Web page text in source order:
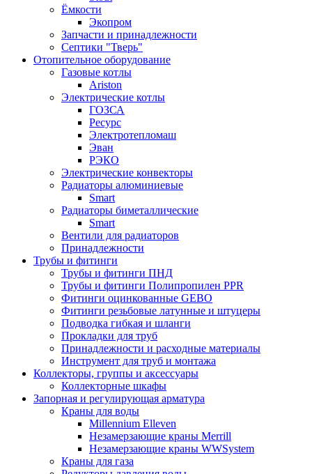
Ёмкости
Экопром
Запчасти и принадлежности
Септики "Тверь"
Отопительное оборудование
Газовые котлы
Ariston
Электрические котлы
ГОЗСА
Ресурс
Электротепломаш
Эван
РЭКО
Электрические конвекторы
Радиаторы алюминиевые
Smart
Радиаторы биметаллические
Smart
Вентили для радиаторов
Принадлежности
Трубы и фитинги
Трубы и фитинги ПНД
Трубы и фитинги Полипропилен PPR
Фитинги оцинкованные GEBO
Фитинги резьбовые латунные и штуцеры
Подводка гибкая и шланги
Прокладки для труб
Принадлежности и расходные материалы
Инструмент для труб и монтажа
Коллекторы, группы и аксессуары
Коллекторные шкафы
Запорная и регулирующая арматура
Краны для воды
Millennium Elleven
Незамерзающие краны Merrill
Незамерзающие краны WWSystem
Краны для газа